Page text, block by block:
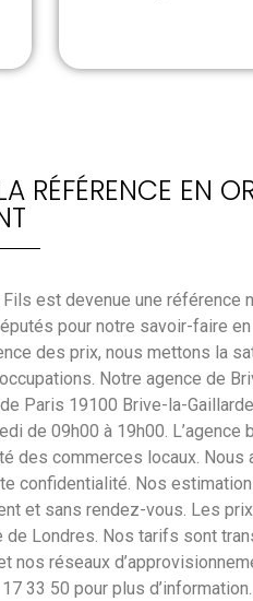
EN
est devenue une référence
pour notre savoir-faire
des prix, nous mettons la
Notre agence de
Paris 19100 Brive-la-
de 09h00 à 19h00. L’agence
des commerces locaux. Nous
confidentialité. Nos
et sans rendez-vous. Les
Londres. Nos tarifs sont
nos réseaux
33 50 pour plus d’information.